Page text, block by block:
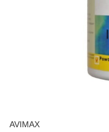
AVIMAX